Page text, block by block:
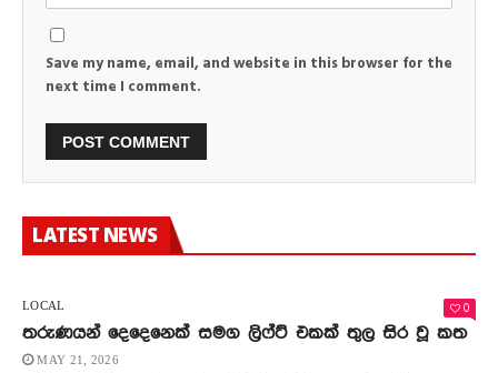
Save my name, email, and website in this browser for the
next time I comment.
LATEST NEWS
LOCAL 0
තරුණයන් දෙදෙනෙක් සමග ලිෆ්ට් එකක් තුල සිර වූ කත
MAY 21, 2026